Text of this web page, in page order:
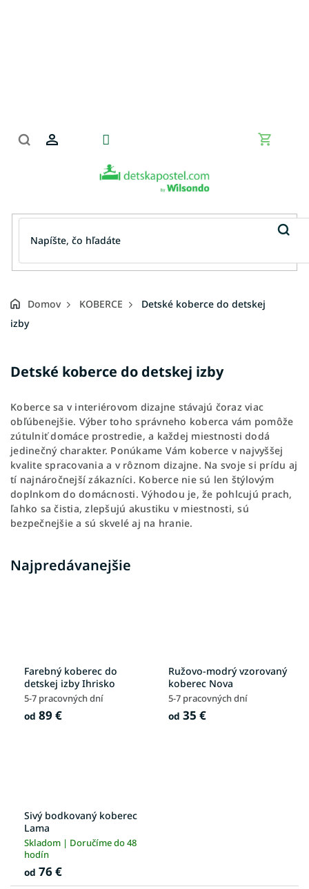
Domov KOBERCE
Detské koberce do detskej
izby
Detské koberce do detskej izby
Koberce sa v interiérovom dizajne stávajú čoraz viac
obľúbenejšie. Výber toho správneho koberca vám pomôže
zútulniť domáce prostredie, a každej miestnosti dodá
jedinečný charakter. Ponúkame Vám koberce v najvyššej
kvalite spracovania a v rôznom dizajne. Na svoje si prídu aj
tí najnáročnejší zákazníci. Koberce nie sú len štýlovým
doplnkom do domácnosti. Výhodou je, že pohlcujú prach,
ľahko sa čistia, zlepšujú akustiku v miestnosti, sú
bezpečnejšie a sú skvelé aj na hranie.
Najpredávanejšie
Farebný koberec do
detskej izby Ihrisko
5-7 pracovných dní
od 89 €
Ružovo-modrý vzorovaný
koberec Nova
5-7 pracovných dní
od 35 €
Sivý bodkovaný koberec
Lama
Skladom | Doručíme do 48
hodín
od 76 €